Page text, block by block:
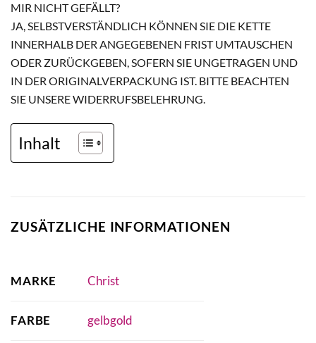
MIR NICHT GEFÄLLT?
JA, SELBSTVERSTÄNDLICH KÖNNEN SIE DIE KETTE
INNERHALB DER ANGEGEBENEN FRIST UMTAUSCHEN
ODER ZURÜCKGEBEN, SOFERN SIE UNGETRAGEN UND
IN DER ORIGINALVERPACKUNG IST. BITTE BEACHTEN
SIE UNSERE WIDERRUFSBELEHRUNG.
Inhalt
ZUSÄTZLICHE INFORMATIONEN
MARKE Christ
FARBE gelbgold